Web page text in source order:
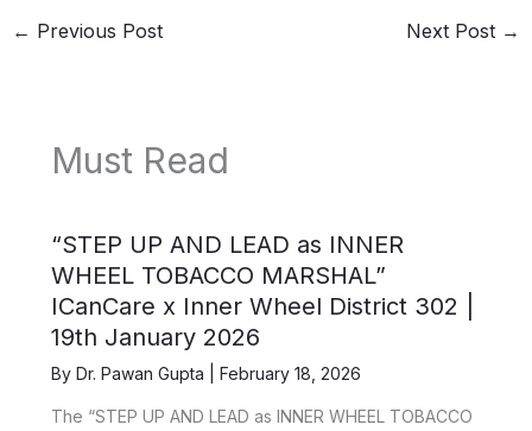
← Previous Post Next Post →
Must Read
“STEP UP AND LEAD as INNER
WHEEL TOBACCO MARSHAL”
ICanCare x Inner Wheel District 302 |
19th January 2026
By Dr. Pawan Gupta February 18, 2026
The “STEP UP AND LEAD as INNER WHEEL TOBACCO